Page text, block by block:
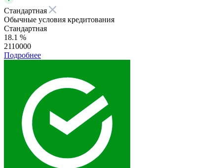
Стандартная
Обычные условия кредитования
Стандартная
18.1 %
2110000
Подробнее